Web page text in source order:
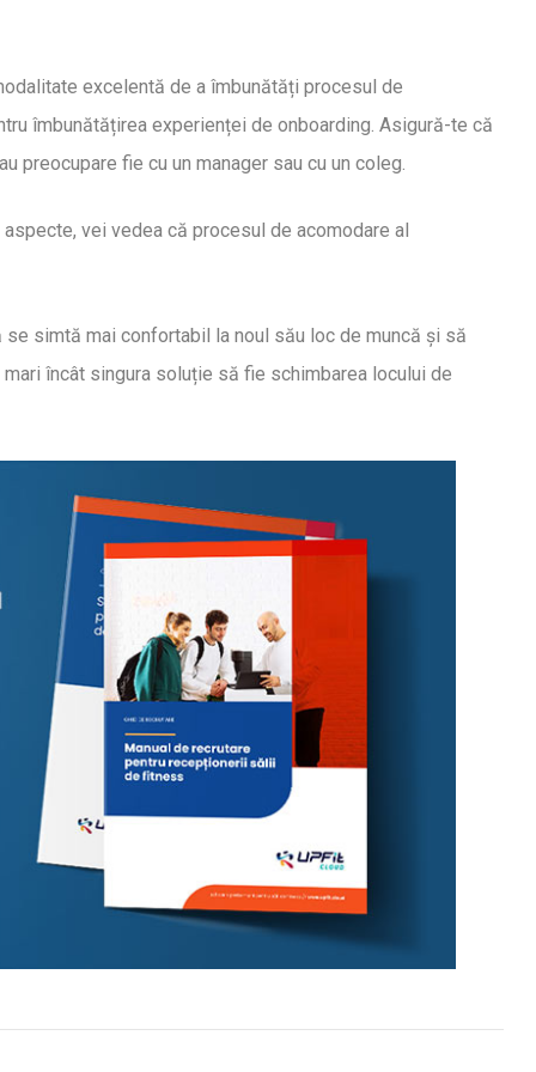
excelentă de a îmbunătăți procesul de
îmbunătățirea experienței de onboarding. Asigură-te că
fie cu un manager sau cu un coleg.
vei vedea că procesul de acomodare al
simtă mai confortabil la noul său loc de muncă și să
încât singura soluție să fie schimbarea locului de